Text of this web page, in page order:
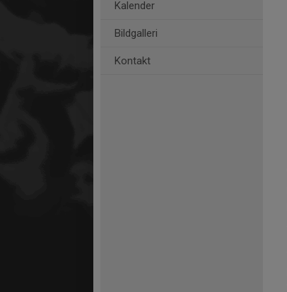
Kalender
Bildgalleri
Kontakt